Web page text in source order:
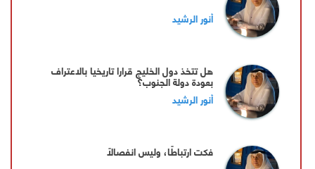
أنور الرشيد
هل تتخذ دول الخليج قرارا تاريخيا بالاعتراف
بعودة دولة الجنوب؟
أنور الرشيد
فكت ارتباطًا، وليس انفصالًا